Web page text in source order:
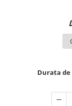
STICKERE STALPI
STICKERE
STICKERE
Durata